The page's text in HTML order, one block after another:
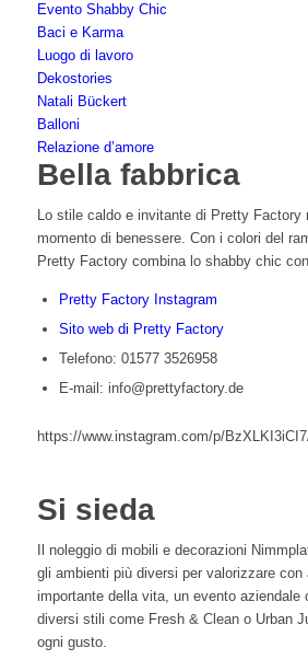
Evento Shabby Chic
Baci e Karma
Luogo di lavoro
Dekostories
Natali Bückert
Balloni
Relazione d’amore
Bella fabbrica
Lo stile caldo e invitante di Pretty Factory
momento di benessere. Con i colori del
Pretty Factory combina lo shabby chic
Pretty Factory Instagram
Sito web di Pretty Factory
Telefono: 01577 3526958
E-mail: info@prettyfactory.de
https://www.instagram.com/p/
Si sieda
Il noleggio di mobili e decorazioni
gli ambienti più diversi per valorizzare con
importante della vita, un evento aziendale
diversi stili come Fresh & Clean o Urban
ogni gusto.